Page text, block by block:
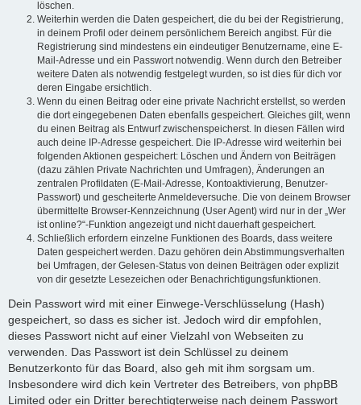
löschen.
Weiterhin werden die Daten gespeichert, die du bei der Registrierung,
in deinem Profil oder deinem persönlichem Bereich angibst. Für die
Registrierung sind mindestens ein eindeutiger Benutzername, eine E-
Mail-Adresse und ein Passwort notwendig. Wenn durch den Betreiber
weitere Daten als notwendig festgelegt wurden, so ist dies für dich vor
deren Eingabe ersichtlich.
Wenn du einen Beitrag oder eine private Nachricht erstellst, so werden
die dort eingegebenen Daten ebenfalls gespeichert. Gleiches gilt, wenn
du einen Beitrag als Entwurf zwischenspeicherst. In diesen Fällen wird
auch deine IP-Adresse gespeichert. Die IP-Adresse wird weiterhin bei
folgenden Aktionen gespeichert: Löschen und Ändern von Beiträgen
(dazu zählen Private Nachrichten und Umfragen), Änderungen an
zentralen Profildaten (E-Mail-Adresse, Kontoaktivierung, Benutzer-
Passwort) und gescheiterte Anmeldeversuche. Die von deinem Browser
übermittelte Browser-Kennzeichnung (User Agent) wird nur in der „Wer
ist online?“-Funktion angezeigt und nicht dauerhaft gespeichert.
Schließlich erfordern einzelne Funktionen des Boards, dass weitere
Daten gespeichert werden. Dazu gehören dein Abstimmungsverhalten
bei Umfragen, der Gelesen-Status von deinen Beiträgen oder explizit
von dir gesetzte Lesezeichen oder Benachrichtigungsfunktionen.
Dein Passwort wird mit einer Einwege-Verschlüsselung (Hash)
gespeichert, so dass es sicher ist. Jedoch wird dir empfohlen,
dieses Passwort nicht auf einer Vielzahl von Webseiten zu
verwenden. Das Passwort ist dein Schlüssel zu deinem
Benutzerkonto für das Board, also geh mit ihm sorgsam um.
Insbesondere wird dich kein Vertreter des Betreibers, von phpBB
Limited oder ein Dritter berechtigterweise nach deinem Passwort